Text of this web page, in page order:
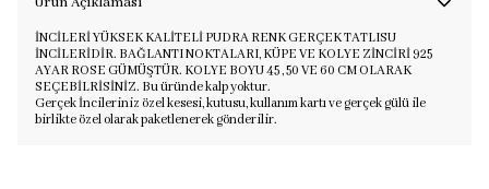
İNCİLERİ YÜKSEK KALİTELİ PUDRA RENK GERÇEK TATLISU
İNCİLERİDİR. BAĞLANTI NOKTALARI, KÜPE VE KOLYE ZİNCİRİ 925
AYAR ROSE GÜMÜŞTÜR. KOLYE BOYU 45 , 50 VE 60 CM OLARAK
SEÇEBİLRİSİNİZ. Bu üründe kalp yoktur.
Gerçek İncileriniz özel kesesi, kutusu, kullanım kartı ve gerçek gülü ile
birlikte özel olarak paketlenerek gönderilir.